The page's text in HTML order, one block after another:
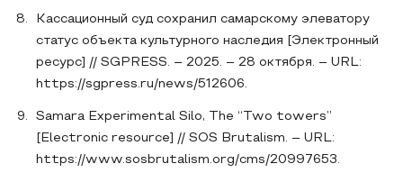
Кассационный суд сохранил самарскому элеватору
статус объекта культурного наследия [Электронный
ресурс] // SGPRESS. – 2025. – 28 октября. – URL:
https://sgpress.ru/news/512606.
Samara Experimental Silo, The “Two towers”
[Electronic resource] // SOS Brutalism. – URL:
https://www.sosbrutalism.org/cms/20997653.